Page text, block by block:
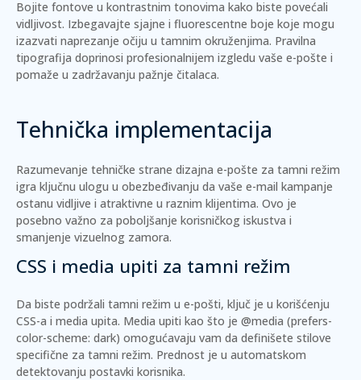
Bojite fontove u kontrastnim tonovima kako biste povećali
vidljivost. Izbegavajte sjajne i fluorescentne boje koje mogu
izazvati naprezanje očiju u tamnim okruženjima. Pravilna
tipografija doprinosi profesionalnijem izgledu vaše e-pošte i
pomaže u zadržavanju pažnje čitalaca.
Tehnička implementacija
Razumevanje tehničke strane dizajna e-pošte za tamni režim
igra ključnu ulogu u obezbeđivanju da vaše e-mail kampanje
ostanu vidljive i atraktivne u raznim klijentima. Ovo je
posebno važno za poboljšanje korisničkog iskustva i
smanjenje vizuelnog zamora.
CSS i media upiti za tamni režim
Da biste podržali tamni režim u e-pošti, ključ je u korišćenju
CSS-a i media upita. Media upiti kao što je @media (prefers-
color-scheme: dark) omogućavaju vam da definišete stilove
specifične za tamni režim. Prednost je u automatskom
detektovanju postavki korisnika.